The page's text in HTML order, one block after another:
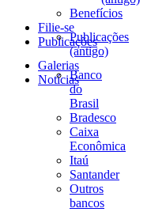
Benefícios
Filie-se
PublicaçõesPublicações
(antigo)
Galerias
NotíciasBanco
do
Brasil
Bradesco
Caixa
Econômica
Itaú
Santander
Outros
bancos